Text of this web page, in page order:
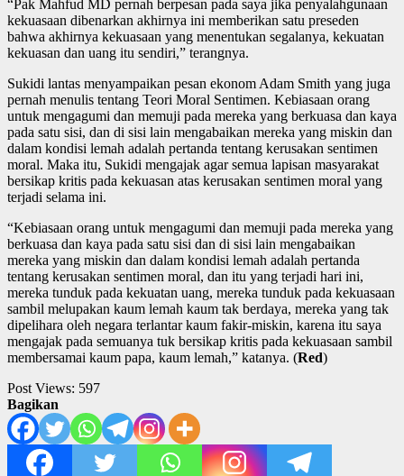
“Pak Mahfud MD pernah berpesan pada saya jika penyalahgunaan
kekuasaan dibenarkan akhirnya ini memberikan satu preseden
bahwa akhirnya kekuasaan yang menentukan segalanya, kekuatan
kekuasan dan uang itu sendiri,” terangnya.
Sukidi lantas menyampaikan pesan ekonom Adam Smith yang juga
pernah menulis tentang Teori Moral Sentimen. Kebiasaan orang
untuk mengagumi dan memuji pada mereka yang berkuasa dan kaya
pada satu sisi, dan di sisi lain mengabaikan mereka yang miskin dan
dalam kondisi lemah adalah pertanda tentang kerusakan sentimen
moral. Maka itu, Sukidi mengajak agar semua lapisan masyarakat
bersikap kritis pada kekuasan atas kerusakan sentimen moral yang
terjadi selama ini.
“Kebiasaan orang untuk mengagumi dan memuji pada mereka yang
berkuasa dan kaya pada satu sisi dan di sisi lain mengabaikan
mereka yang miskin dan dalam kondisi lemah adalah pertanda
tentang kerusakan sentimen moral, dan itu yang terjadi hari ini,
mereka tunduk pada kekuatan uang, mereka tunduk pada kekuasaan
sambil melupakan kaum lemah kaum tak berdaya, mereka yang tak
dipelihara oleh negara terlantar kaum fakir-miskin, karena itu saya
mengajak pada semuanya tuk bersikap kritis pada kekuasaan sambil
membersamai kaum papa, kaum lemah,” katanya. (Red)
Post Views: 597
Bagikan